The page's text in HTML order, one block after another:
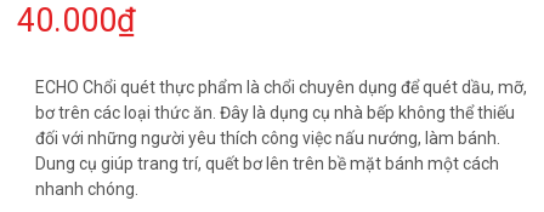
40.000₫
ECHO Chổi quét thực phẩm là chổi chuyên dụng để quét dầu, mỡ,
bơ trên các loại thức ăn. Đây là dụng cụ nhà bếp không thể thiếu
đối với những người yêu thích công việc nấu nướng, làm bánh.
Dung cụ giúp trang trí, quết bơ lên trên bề mặt bánh một cách
nhanh chóng.